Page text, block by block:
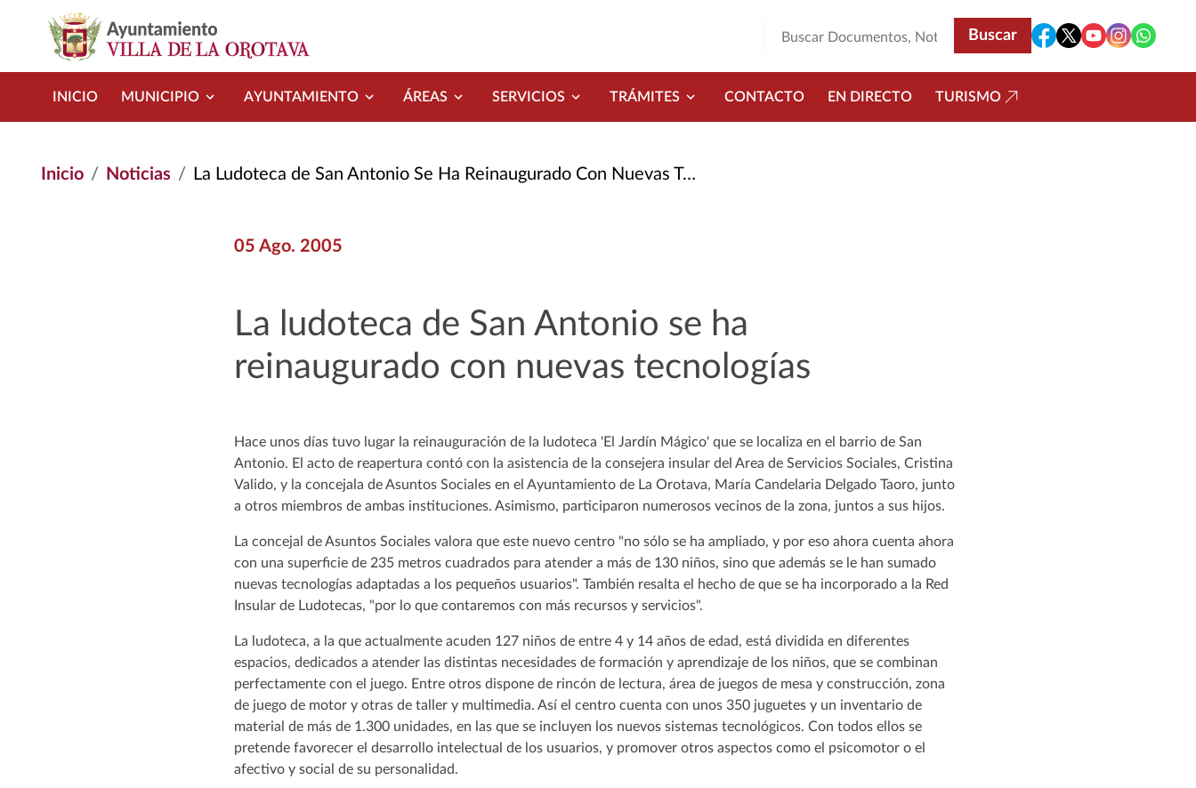
INICIO MUNICIPIO AYUNTAMIENTO ÁREAS SERVICIOS TRÁMITES CONTACTO EN DIRECTO TURISMO
Inicio Noticias La Ludoteca de San Antonio Se Ha Reinaugurado Con Nuevas Tecnologías
05 Ago. 2005
La ludoteca de San Antonio se ha
reinaugurado con nuevas tecnologías
Hace unos días tuvo lugar la reinauguración de la ludoteca 'El Jardín Mágico' que se localiza en el barrio de San
Antonio. El acto de reapertura contó con la asistencia de la consejera insular del Area de Servicios Sociales, Cristina
Valido, y la concejala de Asuntos Sociales en el Ayuntamiento de La Orotava, María Candelaria Delgado Taoro, junto
a otros miembros de ambas instituciones. Asimismo, participaron numerosos vecinos de la zona, juntos a sus hijos.
La concejal de Asuntos Sociales valora que este nuevo centro "no sólo se ha ampliado, y por eso ahora cuenta ahora
con una superficie de 235 metros cuadrados para atender a más de 130 niños, sino que además se le han sumado
nuevas tecnologías adaptadas a los pequeños usuarios". También resalta el hecho de que se ha incorporado a la Red
Insular de Ludotecas, "por lo que contaremos con más recursos y servicios".
La ludoteca, a la que actualmente acuden 127 niños de entre 4 y 14 años de edad, está dividida en diferentes
espacios, dedicados a atender las distintas necesidades de formación y aprendizaje de los niños, que se combinan
perfectamente con el juego. Entre otros dispone de rincón de lectura, área de juegos de mesa y construcción, zona
de juego de motor y otras de taller y multimedia. Así el centro cuenta con unos 350 juguetes y un inventario de
material de más de 1.300 unidades, en las que se incluyen los nuevos sistemas tecnológicos. Con todos ellos se
pretende favorecer el desarrollo intelectual de los usuarios, y promover otros aspectos como el psicomotor o el
afectivo y social de su personalidad.